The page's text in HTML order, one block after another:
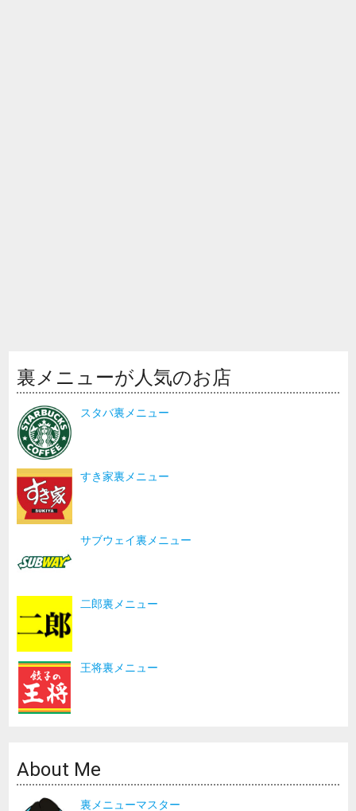
裏メニューが人気のお店
スタバ裏メニュー
すき家裏メニュー
サブウェイ裏メニュー
二郎裏メニュー
王将裏メニュー
About Me
裏メニューマスター